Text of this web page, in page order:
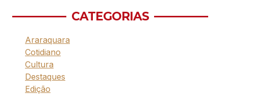
CATEGORIAS
Araraquara
Cotidiano
Cultura
Destaques
Edição